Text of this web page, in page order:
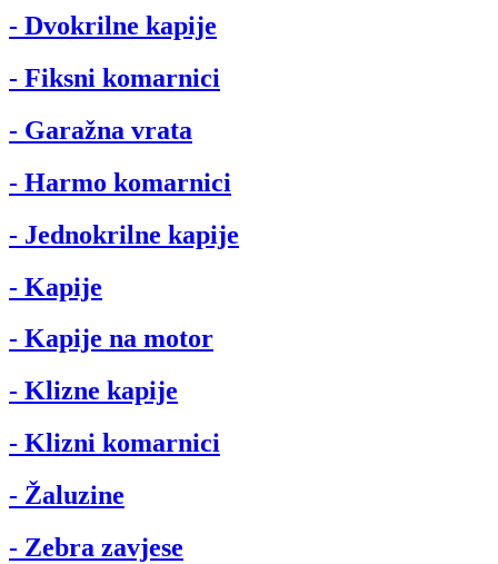
- Dvokrilne kapije
- Fiksni komarnici
- Garažna vrata
- Harmo komarnici
- Jednokrilne kapije
- Kapije
- Kapije na motor
- Klizne kapije
- Klizni komarnici
- Žaluzine
- Zebra zavjese